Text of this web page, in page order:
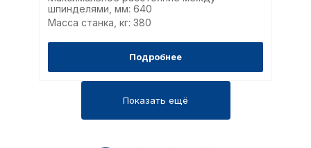
шпинделями, мм: 640
Масса станка, кг: 380
Подробнее
Показать ещё